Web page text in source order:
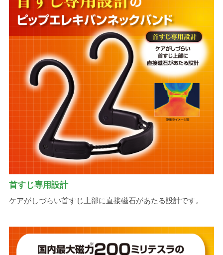
首すじ専用設計
ケアがしづらい首すじ上部に直接磁石があたる設計です。